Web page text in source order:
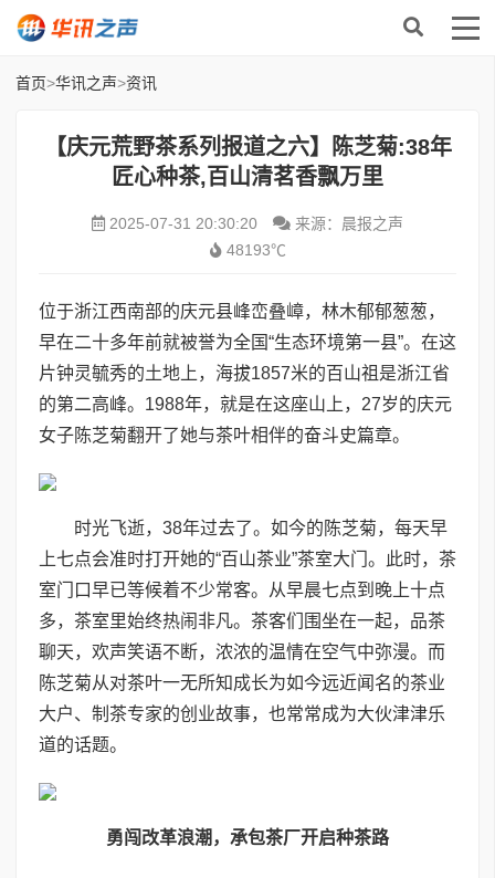
首页>华讯之声>资讯
【庆元荒野茶系列报道之六】陈芝菊:38年
匠心种茶,百山清茗香飘万里
2025-07-31 20:30:20
来源：晨报之声
48193℃
位于浙江西南部的庆元县峰峦叠嶂，林木郁郁葱葱，
早在二十多年前就被誉为全国“生态环境第一县”。在这
片钟灵毓秀的土地上，海拔1857米的百山祖是浙江省
的第二高峰。 1988年， 就是在这座山上， 27岁的庆元
女子陈芝菊翻开了她与茶叶相伴的奋斗史篇章。
时光飞逝， 38年过去了。如今的陈芝菊，每天早
上七点会准时打开她的“百山茶业”茶室大门。此时，茶
室门口早已等候着不少常客。从早晨七点到晚上十点
多，茶室里始终热闹非凡。茶客们围坐在一起，品茶
聊天，欢声笑语不断，浓浓的温情在空气中弥漫。而
陈芝菊从对茶叶一无所知成长为如今远近闻名的茶业
大户、制茶专家的创业故事，也常常成为大伙津津乐
道的话题。
勇闯改革浪潮，承包茶厂开启种茶路